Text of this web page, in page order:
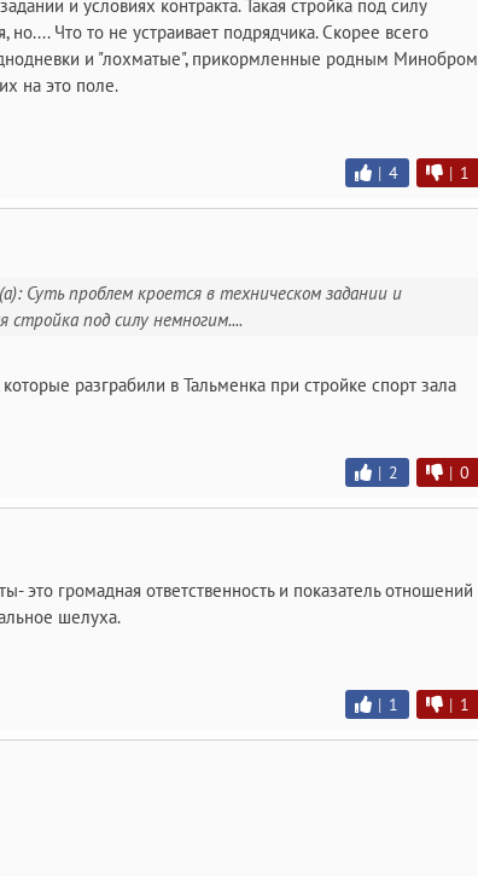
и условиях контракта. Такая стройка под силу
Что то не устраивает подрядчика. Скорее всего
и "лохматые", прикормленные родным Минобром
на это поле.
| 4 | 1
Суть проблем кроется в техническом задании и
стройка под силу немногим....
разграбили в Тальменка при стройке спорт зала
| 2 | 0
это громадная ответственность и показатель отношений
шелуха.
| 1 | 1